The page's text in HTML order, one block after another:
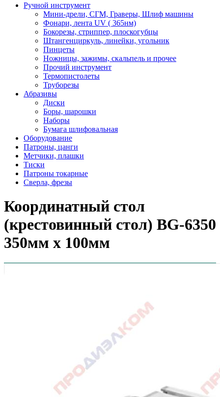
Ручной инструмент
Мини-дрели, СГМ, Граверы, Шлиф машины
Фонари, лента UV ( 365нм)
Бокорезы, cтриппер, плоскогубцы
Штангенциркуль, линейки, угольник
Пинцеты
Ножницы, зажимы, скальпель и прочее
Прочий инструмент
Термопистолеты
Труборезы
Абразивы
Диски
Боры, шарошки
Наборы
Бумага шлифовальная
Оборудование
Патроны, цанги
Метчики, плашки
Тиски
Патроны токарные
Сверла, фрезы
Координатный стол
(крестовинный стол) BG-6350
350мм х 100мм